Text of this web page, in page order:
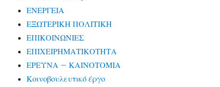
ΕΝΕΡΓΕΙΑ
ΕΞΩΤΕΡΙΚΗ ΠΟΛΙΤΙΚΗ
ΕΠΙΚΟΙΝΩΝΙΕΣ
ΕΠΙΧΕΙΡΗΜΑΤΙΚΟΤΗΤΑ
ΕΡΕΥΝΑ – ΚΑΙΝΟΤΟΜΙΑ
Κοινοβουλευτικό έργο